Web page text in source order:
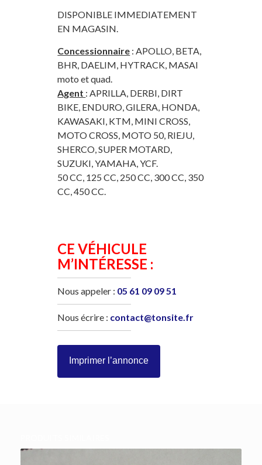
DISPONIBLE IMMEDIATEMENT
EN MAGASIN.
Concessionnaire : APOLLO, BETA,
BHR, DAELIM, HYTRACK, MASAI
moto et quad.
Agent : APRILLA, DERBI, DIRT
BIKE, ENDURO, GILERA, HONDA,
KAWASAKI, KTM, MINI CROSS,
MOTO CROSS, MOTO 50, RIEJU,
SHERCO, SUPER MOTARD,
SUZUKI, YAMAHA, YCF.
50 CC, 125 CC, 250 CC, 300 CC, 350
CC, 450 CC.
CE VÉHICULE
M’INTÉRESSE :
Nous appeler : 05 61 09 09 51
Nous écrire : contact@tonsite.fr
Imprimer l’annonce